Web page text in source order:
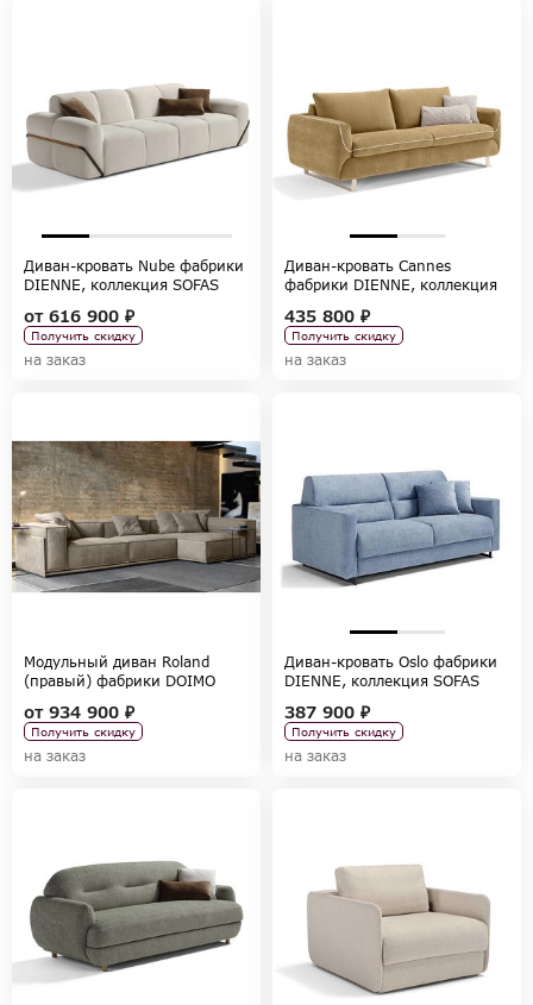
Диван-кровать Nube фабрики
DIENNE, коллекция SOFAS
от616 900 ₽
Получить скидку
на заказ
Диван-кровать Cannes
фабрики DIENNE, коллекция
435 800 ₽
Получить скидку
на заказ
Модульный диван Roland
(правый) фабрики DOIMO
COLLECTION
от934 900 ₽
Получить скидку
на заказ
Диван-кровать Oslo фабрики
DIENNE, коллекция SOFAS
387 900 ₽
Получить скидку
на заказ